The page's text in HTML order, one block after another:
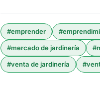
#emprender #
#mercado de jardinería #
#venta de jardinería #